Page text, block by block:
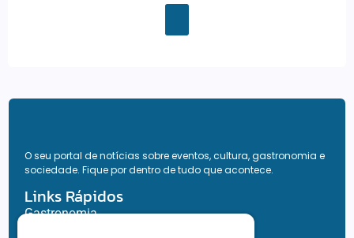
O seu portal de notícias sobre eventos, cultura, gastronomia e
sociedade. Fique por dentro de tudo que acontece.
Links Rápidos
Gastronomia